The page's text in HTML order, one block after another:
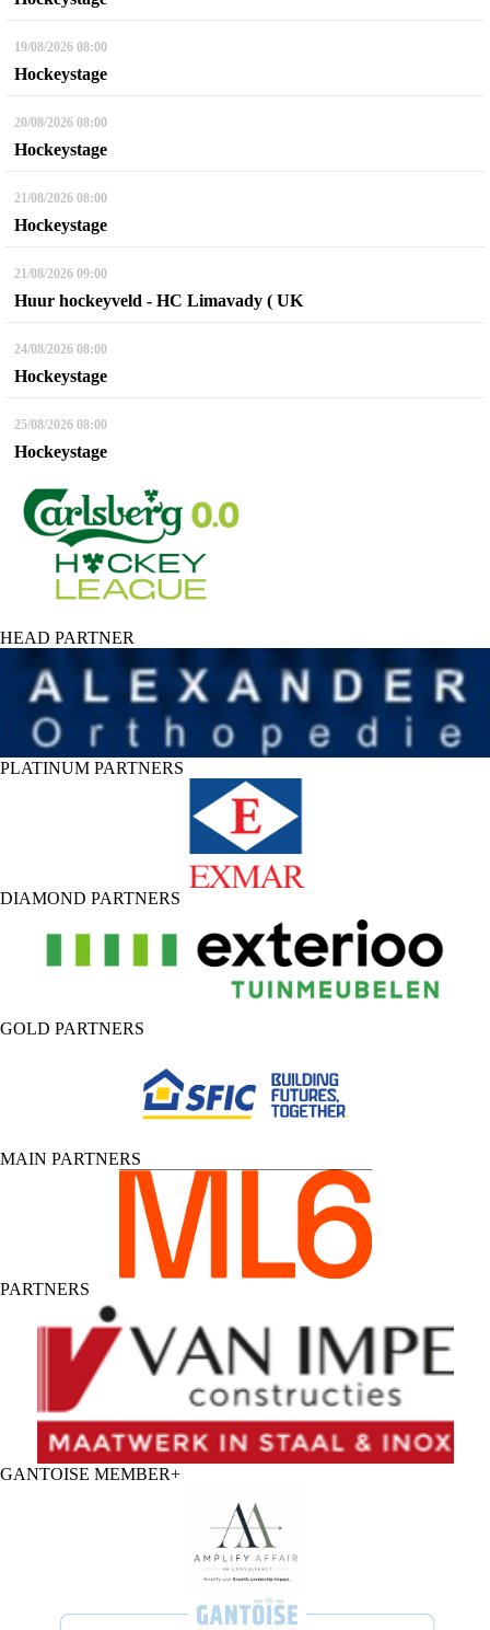
19/08/2026 08:00
Hockeystage
20/08/2026 08:00
Hockeystage
21/08/2026 08:00
Hockeystage
21/08/2026 09:00
Huur hockeyveld - HC Limavady ( UK
24/08/2026 08:00
Hockeystage
25/08/2026 08:00
Hockeystage
HEAD PARTNER
PLATINUM PARTNERS
DIAMOND PARTNERS
GOLD PARTNERS
MAIN PARTNERS
PARTNERS
GANTOISE MEMBER+